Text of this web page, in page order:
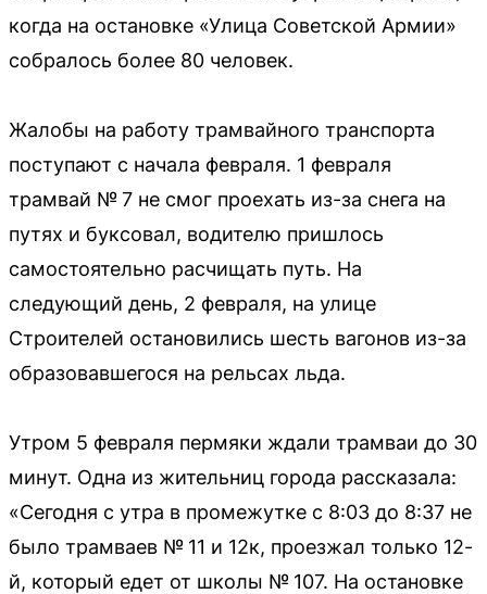
когда на остановке «Улица Советской Армии»
собралось более 80 человек.
Жалобы на работу трамвайного транспорта
поступают с начала февраля. 1 февраля
трамвай № 7 не смог проехать из-за снега на
путях и буксовал, водителю пришлось
самостоятельно расчищать путь. На
следующий день, 2 февраля, на улице
Строителей остановились шесть вагонов из-за
образовавшегося на рельсах льда.
Утром 5 февраля пермяки ждали трамваи до 30
минут. Одна из жительниц города рассказала:
«Сегодня с утра в промежутке с 8:03 до 8:37 не
было трамваев № 11 и 12к, проезжал только 12-
й, который едет от школы № 107. На остановке